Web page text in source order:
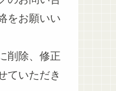
をお願いい
削除、修正
ていただき